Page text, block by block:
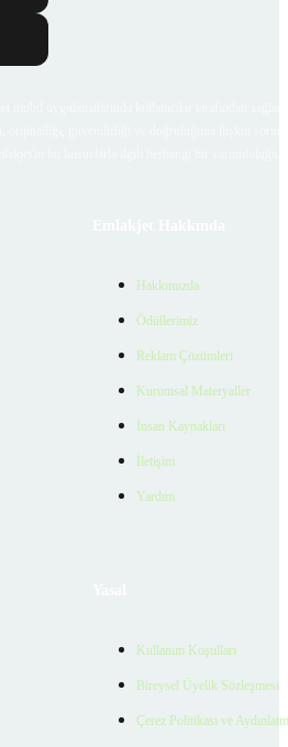
Hakkımızda
Ödüllerimiz
Reklam Çözümleri
Kurumsal Materyaller
İnsan Kaynakları
İletişim
Yardım
Kullanım Koşulları
Bireysel Üyelik Sözleşmesi
Çerez Politikası ve